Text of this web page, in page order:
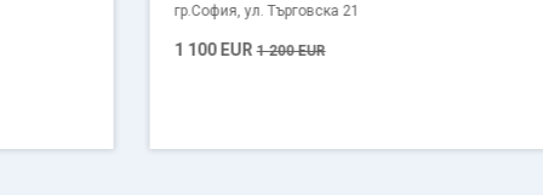
гр.София, ул. Търговска 21
1 200 EUR